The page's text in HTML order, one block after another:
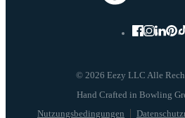
© 2026 Eezy LLC Alle
Nutzungsbedingungen